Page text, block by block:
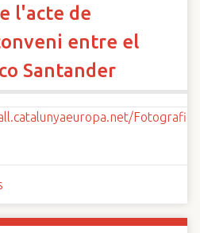
l'acte de
entre el
Santander